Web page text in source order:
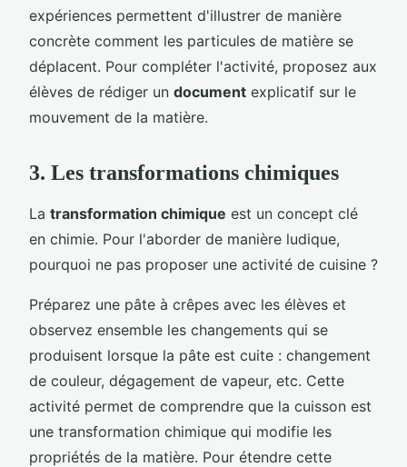
expériences permettent d'illustrer de manière
concrète comment les particules de matière se
déplacent. Pour compléter l'activité, proposez aux
élèves de rédiger un document explicatif sur le
mouvement de la matière.
3. Les transformations chimiques
La transformation chimique est un concept clé
en chimie. Pour l'aborder de manière ludique,
pourquoi ne pas proposer une activité de cuisine ?
Préparez une pâte à crêpes avec les élèves et
observez ensemble les changements qui se
produisent lorsque la pâte est cuite : changement
de couleur, dégagement de vapeur, etc. Cette
activité permet de comprendre que la cuisson est
une transformation chimique qui modifie les
propriétés de la matière. Pour étendre cette